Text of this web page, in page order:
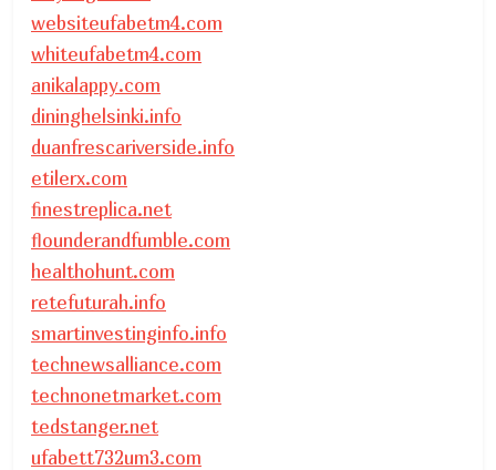
websiteufabetm4.com
whiteufabetm4.com
anikalappy.com
dininghelsinki.info
duanfrescariverside.info
etilerx.com
finestreplica.net
flounderandfumble.com
healthohunt.com
retefuturah.info
smartinvestinginfo.info
technewsalliance.com
technonetmarket.com
tedstanger.net
ufabett732um3.com